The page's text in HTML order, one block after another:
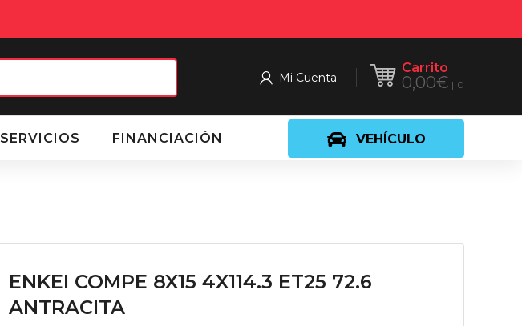
Carrito
0,00€ 0
Mi Cuenta
VEHÍCULO
SERVICIOS FINANCIACIÓN
ENKEI COMPE 8X15 4X114.3 ET25 72.6
ANTRACITA